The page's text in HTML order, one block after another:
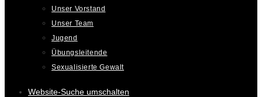
Unser Vorstand
Unser Team
Jugend
Übungsleitende
Sexualisierte Gewalt
Website-Suche umschalten